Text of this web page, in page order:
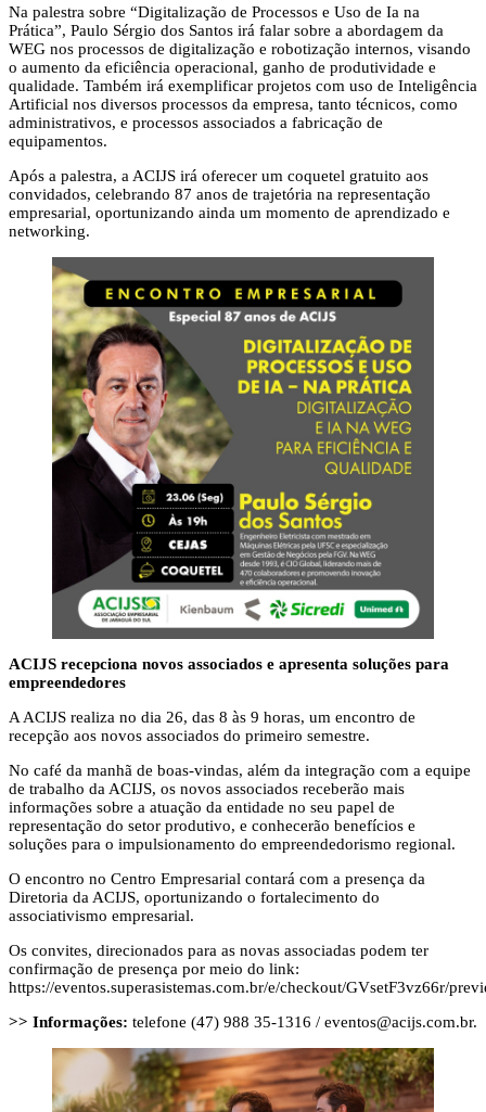
Na palestra sobre “Digitalização de Processos e Uso de Ia na
Prática”, Paulo Sérgio dos Santos irá falar sobre a abordagem da
WEG nos processos de digitalização e robotização internos, visando
o aumento da eficiência operacional, ganho de produtividade e
qualidade. Também irá exemplificar projetos com uso de Inteligência
Artificial nos diversos processos da empresa, tanto técnicos, como
administrativos, e processos associados a fabricação de
equipamentos.
Após a palestra, a ACIJS irá oferecer um coquetel gratuito aos
convidados, celebrando 87 anos de trajetória na representação
empresarial, oportunizando ainda um momento de aprendizado e
networking.
ACIJS recepciona novos associados e apresenta soluções para
empreendedores
A ACIJS realiza no dia 26, das 8 às 9 horas, um encontro de
recepção aos novos associados do primeiro semestre.
No café da manhã de boas-vindas, além da integração com a equipe
de trabalho da ACIJS, os novos associados receberão mais
informações sobre a atuação da entidade no seu papel de
representação do setor produtivo, e conhecerão benefícios e
soluções para o impulsionamento do empreendedorismo regional.
O encontro no Centro Empresarial contará com a presença da
Diretoria da ACIJS, oportunizando o fortalecimento do
associativismo empresarial.
Os convites, direcionados para as novas associadas podem ter
confirmação de presença por meio do link:
https://eventos.superasistemas.com.br/e/checkout/GVsetF3vz66r/
>> Informações: telefone (47) 988 35-1316 / eventos@acijs.com.br.